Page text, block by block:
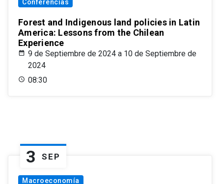
Conferencias
Forest and Indigenous land policies in Latin
America: Lessons from the Chilean
Experience
9 de Septiembre de 2024 a 10 de Septiembre de
2024
08:30
3 SEP
Macroeconomía